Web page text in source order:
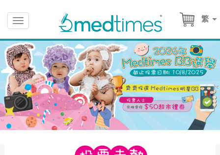
繁
Toggle
navigation